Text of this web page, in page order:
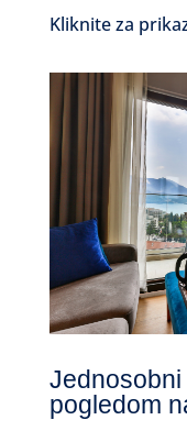
Kliknite za
pogledom